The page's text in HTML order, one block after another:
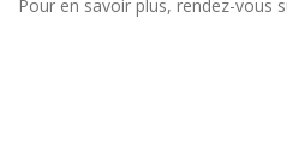
Pour en savoir plus, rendez-vous